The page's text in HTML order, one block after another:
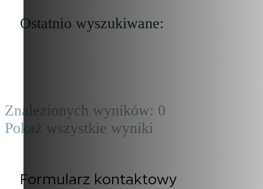
Ostatnio wyszukiwane:
Znalezionych wyników: 0
Pokaż wszystkie wyniki
Formularz kontaktowy